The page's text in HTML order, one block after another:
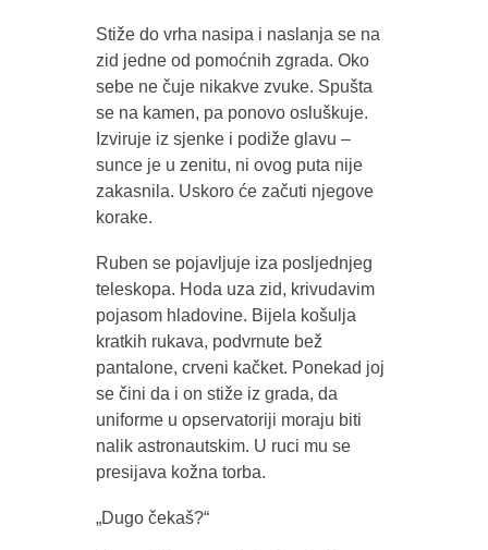
Stiže do vrha nasipa i naslanja se na
zid jedne od pomoćnih zgrada. Oko
sebe ne čuje nikakve zvuke. Spušta
se na kamen, pa ponovo osluškuje.
Izviruje iz sjenke i podiže glavu –
sunce je u zenitu, ni ovog puta nije
zakasnila. Uskoro će začuti njegove
korake.
Ruben se pojavljuje iza posljednjeg
teleskopa. Hoda uza zid, krivudavim
pojasom hladovine. Bijela košulja
kratkih rukava, podvrnute bež
pantalone, crveni kačket. Ponekad joj
se čini da i on stiže iz grada, da
uniforme u opservatoriji moraju biti
nalik astronautskim. U ruci mu se
presijava kožna torba.
„Dugo čekaš?“